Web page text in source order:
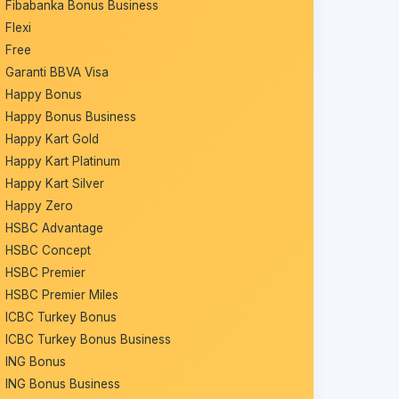
Fibabanka Bonus Business
Flexi
Free
Garanti BBVA Visa
Happy Bonus
Happy Bonus Business
Happy Kart Gold
Happy Kart Platinum
Happy Kart Silver
Happy Zero
HSBC Advantage
HSBC Concept
HSBC Premier
HSBC Premier Miles
ICBC Turkey Bonus
ICBC Turkey Bonus Business
ING Bonus
ING Bonus Business